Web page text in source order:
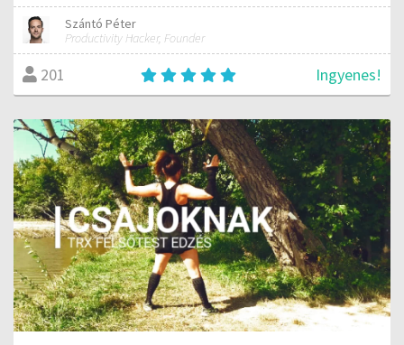
Szántó Péter
Productivity Hacker, Founder
201 Ingyenes!